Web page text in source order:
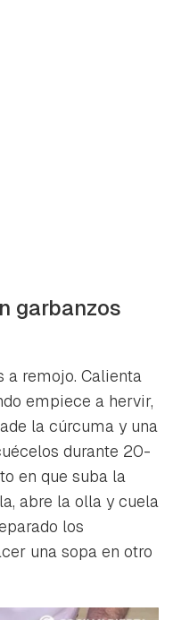
primero has de
garbanzos
a remojo. Calienta
empiece a hervir,
la cúrcuma y una
durante 20-
en que suba la
abre la olla y cuela
los
una sopa en otro